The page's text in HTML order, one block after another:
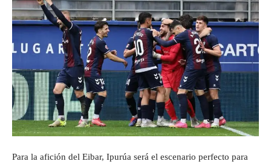
Para la afición del Eibar, Ipurúa será el escenario perfecto para